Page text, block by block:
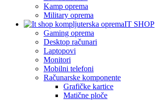
Kamp oprema
Military oprema
IT SHOP
Gaming oprema
Desktop računari
Laptopovi
Monitori
Mobilni telefoni
Računarske komponente
Grafičke kartice
Matične ploče